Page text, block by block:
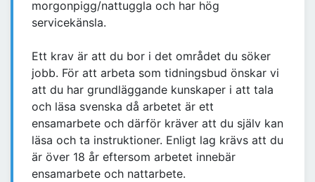
morgonpigg/nattuggla och har hög
servicekänsla.
Ett krav är att du bor i det området du söker
jobb. För att arbeta som tidningsbud önskar vi
att du har grundläggande kunskaper i att tala
och läsa svenska då arbetet är ett
ensamarbete och därför kräver att du själv kan
läsa och ta instruktioner. Enligt lag krävs att du
är över 18 år eftersom arbetet innebär
ensamarbete och nattarbete.